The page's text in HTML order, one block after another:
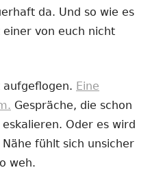
da. Und so wie es
von euch nicht
aufgeflogen. Eine
Gespräche, die schon
Oder es wird
fühlt sich unsicher
weh.